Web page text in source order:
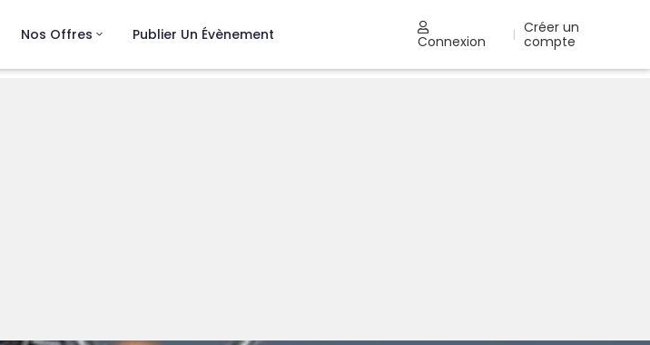
Nos Offres Publier Un Évènement Connexion
Créer un
compte